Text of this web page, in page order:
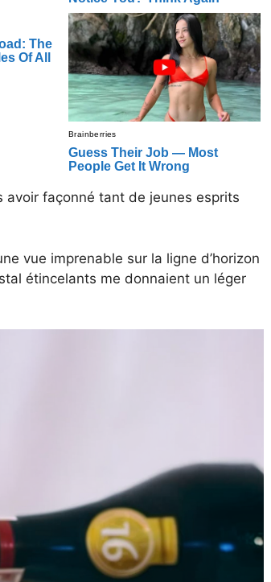
avoir façonné tant de jeunes esprits
vue imprenable sur la ligne d’horizon
étincelants me donnaient un léger